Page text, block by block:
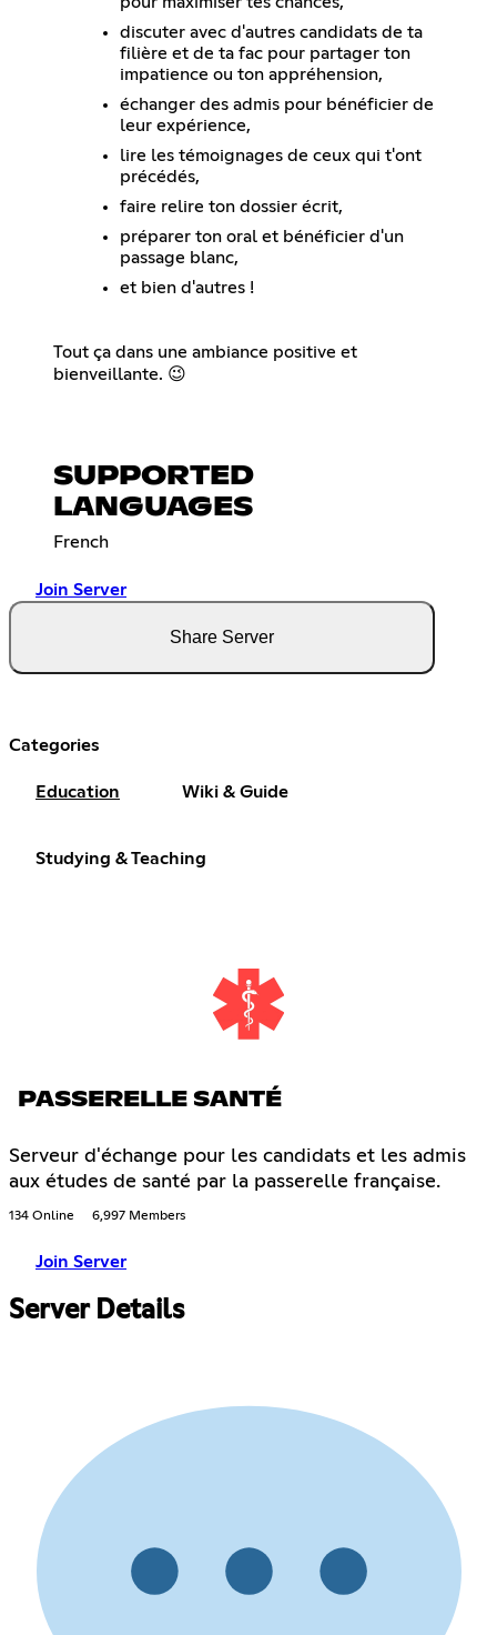
discuter avec d'autres candidats de ta
filière et de ta fac pour partager ton
impatience ou ton appréhension,
échanger des admis pour bénéficier de
leur expérience,
lire les témoignages de ceux qui t'ont
précédés,
faire relire ton dossier écrit,
préparer ton oral et bénéficier d'un
passage blanc,
et bien d'autres !
Tout ça dans une ambiance positive et
bienveillante. 😉
SUPPORTED
LANGUAGES
French
Join Server
Share Server
Categories
Education Wiki & Guide
Studying & Teaching
PASSERELLE SANTÉ
Serveur d'échange pour les candidats et les admis
aux études de santé par la passerelle française.
134 Online 6,997 Members
Join Server
Server Details